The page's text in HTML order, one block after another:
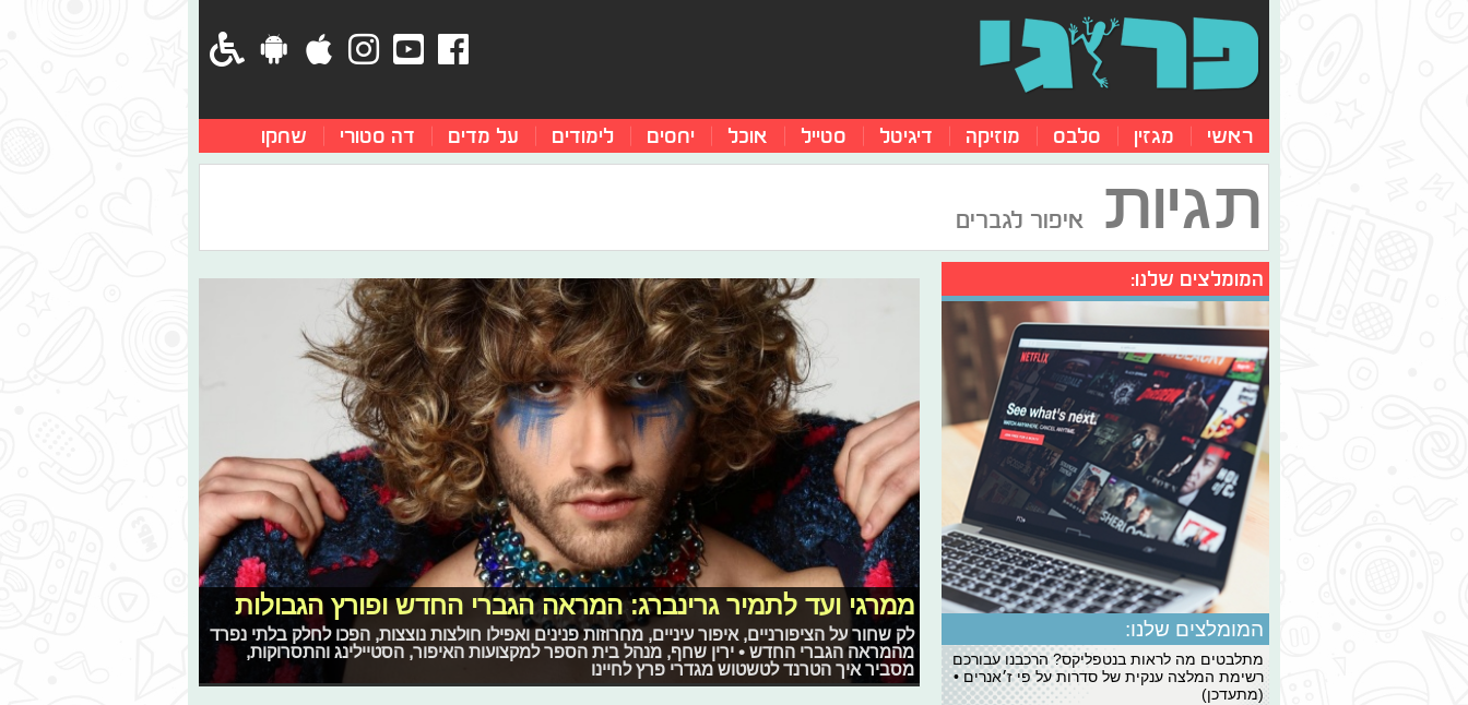
ראשי מגזין סלבס מוזיקה דיגיטל סטייל אוכל יחסים לימודים על מדים דה סטורי שחקו
תגיות איפור לגברים
ממרגי ועד לתמיר גרינברג: המראה הגברי החדש ופורץ הגבולות
לק שחור על הציפורניים, איפור עיניים, מחרוזות פנינים ואפילו חולצות נוצצות, הפכו לחלק בלתי נפרד
מהמראה הגברי החדש • ירין שחף, מנהל בית הספר למקצועות האיפור, הסטיילינג והתסרוקות,
מסביר איך הטרנד לטשטוש מגדרי פרץ לחיינו
המומלצים שלנו:
המומלצים שלנו:
מתלבטים מה לראות בנטפליקס? הרכבנו עבורכם
רשימת המלצה ענקית של סדרות על פי ז׳אנרים •
(מתעדכן)